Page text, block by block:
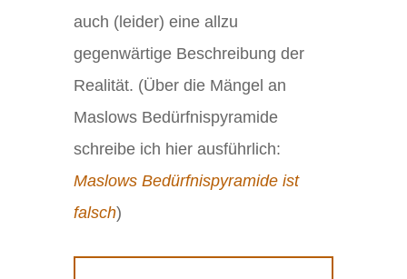
auch (leider) eine allzu
gegenwärtige Beschreibung der
Realität. (Über die Mängel an
Maslows Bedürfnispyramide
schreibe ich hier ausführlich:
Maslows Bedürfnispyramide ist
falsch)